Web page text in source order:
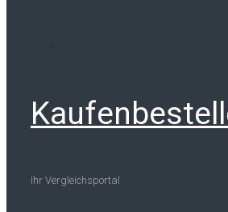
Ihr Vergleichsportal